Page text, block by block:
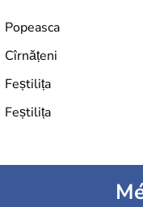
Popeasca
Cîrnățeni
Feștilița
Feștilița